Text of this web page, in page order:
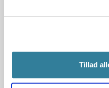
Tillad
Afgørelse: